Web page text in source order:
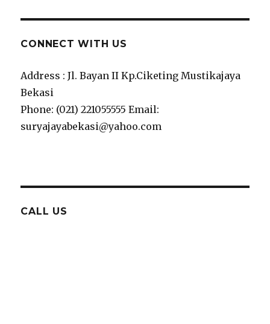
CONNECT WITH US
Address : Jl. Bayan II Kp.Ciketing Mustikajaya
Bekasi
Phone: (021) 221055555 Email:
suryajayabekasi@yahoo.com
CALL US